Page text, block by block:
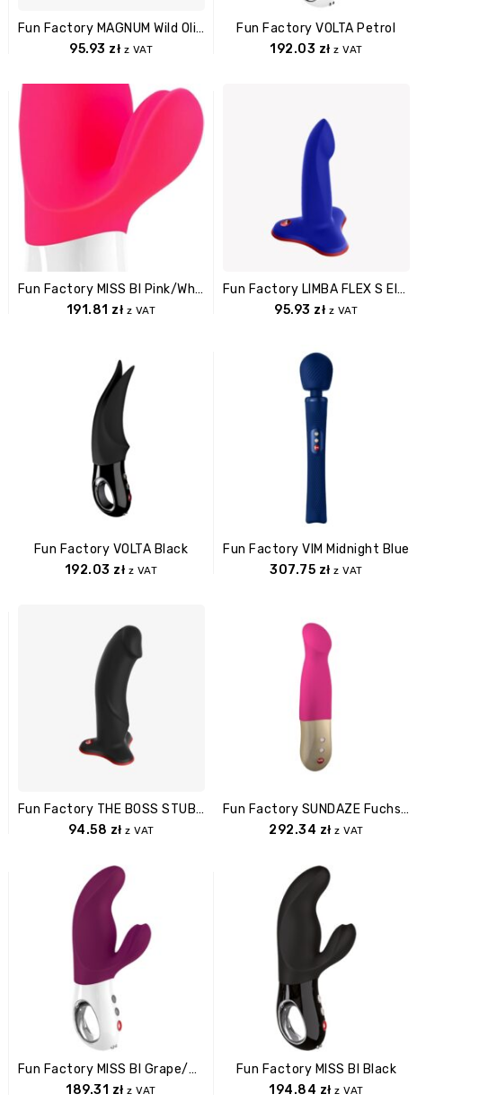
Fun Factory MAGNUM Wild Olive
95.93 zł z VAT
Fun Factory VOLTA Petrol
192.03 zł z VAT
Fun Factory MISS BI Pink/white
191.81 zł z VAT
Fun Factory LIMBA FLEX S Electric Blue
95.93 zł z VAT
Fun Factory VOLTA Black
192.03 zł z VAT
Fun Factory VIM Midnight Blue
307.75 zł z VAT
Fun Factory THE BOSS STUB Black/red
94.58 zł z VAT
Fun Factory SUNDAZE Fuchsia Pink
292.34 zł z VAT
Fun Factory MISS BI Grape/white
189.31 zł z VAT
Fun Factory MISS BI Black
194.84 zł z VAT